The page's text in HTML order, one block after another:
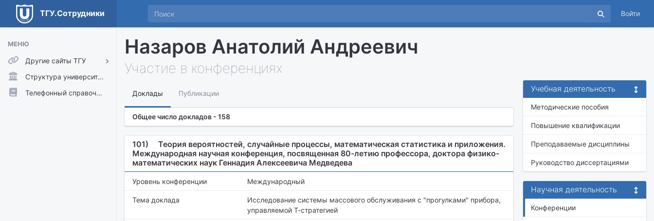
ТГУ.Сотрудники Войти
МЕНЮ
Другие сайты ТГУ
ТГУ.Аккаунты
ТГУ.Расписание
Структура университета
Телефонный справочник
Назаров Анатолий Андреевич
Участие в конференциях
Доклады Публикации
Общее число докладов - 158
101)
Теория вероятностей, случайные процессы, математическая статистика и приложения.
Международная научная конференция, посвященная 80-летию профессора, доктора физико-
математических наук Геннадия Алексеевича Медведева
Уровень конференции Международный
Тема доклада
Исследование системы массового обслуживания с "прогулками" прибора,
управляемой Т-стратегией
Учебная деятельность
Методические пособия
Повышение квалификации
Преподаваемые дисциплины
Руководство диссертациями
Научная деятельность
Конференции